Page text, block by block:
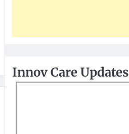
Innov Care Updates